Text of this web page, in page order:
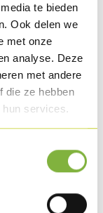
te bieden
Ook delen we
met onze
analyse. Deze
met andere
die ze hebben
services.
une panure brun